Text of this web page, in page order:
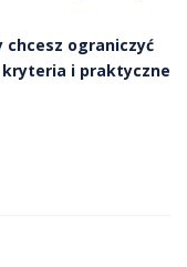
chcesz ograniczyć
i praktyczne